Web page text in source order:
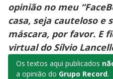
opinião no meu
casa, seja cauteloso e
máscara, por favor. E
virtual do Sílvio
Os textos aqui publicados
a opinião do Grupo Record.